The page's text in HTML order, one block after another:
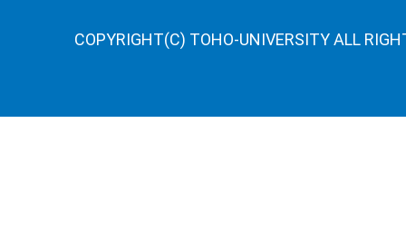
COPYRIGHT(C) TOHO-UNIVERSITY ALL